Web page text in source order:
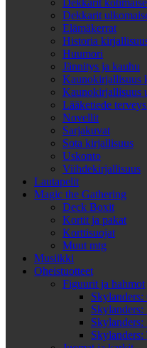
Dekkarit
Dekkarit
Elämäkerrat
Historia
Huumori
Jännitys ja kauhu
Kaunokirjallisuus
Kaunokirjallisuus
Lääketiede
Novellit
Sarjakuvat
Sota kirjallisuus
Uskonto
Viihdekirjallisuus
Lautapelit
Magic the Gathering
Deck Boxit
Kortit ja pakat
Korttisuojat
Muut mtg
Musiikki
Oheistuotteet
Figuurit ja hahmot
Skylanders:
Skylanders:
Skylanders:
Skylanders: